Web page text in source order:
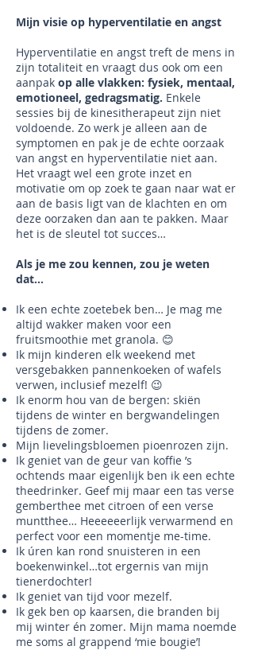
Mijn visie op hyperventilatie en angst
Hyperventilatie en angst treft de mens in
zijn totaliteit en vraagt dus ook om een
aanpak op alle vlakken: fysiek, mentaal,
emotioneel, gedragsmatig. Enkele
sessies bij de kinesitherapeut zijn niet
voldoende. Zo werk je alleen aan de
symptomen en pak je de echte oorzaak
van angst en hyperventilatie niet aan.
Het vraagt wel een grote inzet en
motivatie om op zoek te gaan naar wat er
aan de basis ligt van de klachten en om
deze oorzaken dan aan te pakken. Maar
het is de sleutel tot succes…
Als je me zou kennen, zou je weten
dat…
Ik een echte zoetebek ben… Je mag me
altijd wakker maken voor een
fruitsmoothie met granola. 😊
Ik mijn kinderen elk weekend met
versgebakken pannenkoeken of wafels
verwen, inclusief mezelf! 😉
Ik enorm hou van de bergen: skiën
tijdens de winter en bergwandelingen
tijdens de zomer.
Mijn lievelingsbloemen pioenrozen zijn.
Ik geniet van de geur van koffie ’s
ochtends maar eigenlijk ben ik een echte
theedrinker. Geef mij maar een tas verse
gemberthee met citroen of een verse
muntthee… Heeeeeerlijk verwarmend en
perfect voor een momentje me-time.
Ik úren kan rond snuisteren in een
boekenwinkel…tot ergernis van mijn
tienerdochter!
Ik geniet van tijd voor mezelf.
Ik gek ben op kaarsen, die branden bij
mij winter én zomer. Mijn mama noemde
me soms al grappend ‘mie bougie’!